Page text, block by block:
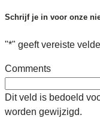
Schrijf je in voor onze
"*" geeft vereiste
Comments
Dit veld is bedoeld
worden gewijzigd.